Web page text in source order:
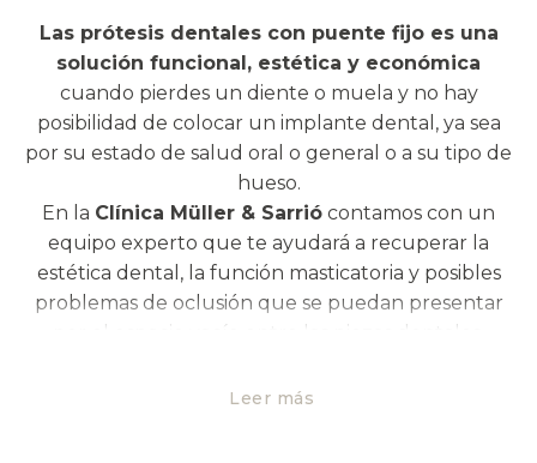
Las prótesis dentales con puente fijo es una
solución funcional, estética y económica
cuando pierdes un diente o muela y no hay
posibilidad de colocar un implante dental, ya sea
por su estado de salud oral o general o a su tipo de
hueso.
En la Clínica Müller & Sarrió contamos con un
equipo experto que te ayudará a recuperar la
estética dental, la función masticatoria y posibles
problemas de oclusión que se puedan presentar
por el espacio vacío entre las piezas dentales.
una función masticatoria adecuada, fuerte,
Leer más